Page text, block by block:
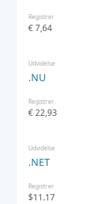
Registrer
€ 7,64
Udvidelse
.NU
Registrer
€ 22,93
Udvidelse
.NET
Registrer
$11.17